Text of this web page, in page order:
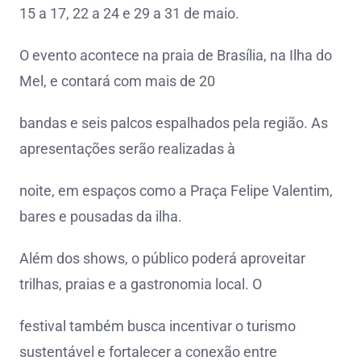
15 a 17, 22 a 24 e 29 a 31 de maio.
O evento acontece na praia de Brasília, na Ilha do
Mel, e contará com mais de 20
bandas e seis palcos espalhados pela região. As
apresentações serão realizadas à
noite, em espaços como a Praça Felipe Valentim,
bares e pousadas da ilha.
Além dos shows, o público poderá aproveitar
trilhas, praias e a gastronomia local. O
festival também busca incentivar o turismo
sustentável e fortalecer a conexão entre